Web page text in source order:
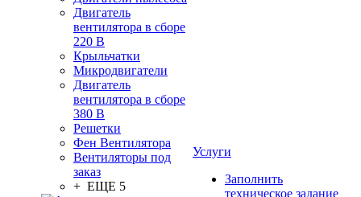
Двигатель
вентилятора в сборе
220 В
Крыльчатки
Микродвигатели
Двигатель
вентилятора в сборе
380 В
Решетки
Фен Вентилятора
Вентиляторы под
заказ
+ ЕЩЕ 5
Услуги
Заполнить
техническое задание